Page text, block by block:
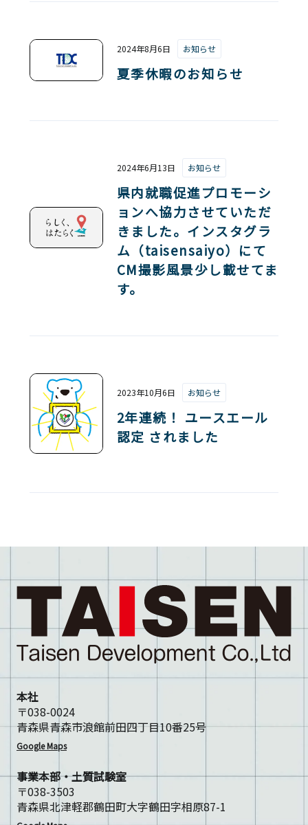
夏季休暇のお知らせ
2024年8月6日 お知らせ
県内就職促進プロモーシ
ョンへ協力させていただ
きました。インスタグラ
ム（taisensaiyo）にて
CM撮影風景少し載せてま
す。
2024年6月13日 お知らせ
2年連続！ ユースエール
認定 されました
2023年10月6日 お知らせ
本社
〒038-0024
青森県青森市浪館前田四丁目10番25号
Google Maps
事業本部・土質試験室
〒038-3503
青森県北津軽郡鶴田町大字鶴田字相原87-1